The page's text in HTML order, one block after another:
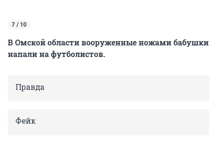
7 / 10
В Омской области вооруженные ножами бабушки
напали на футболистов.
Правда
Фейк